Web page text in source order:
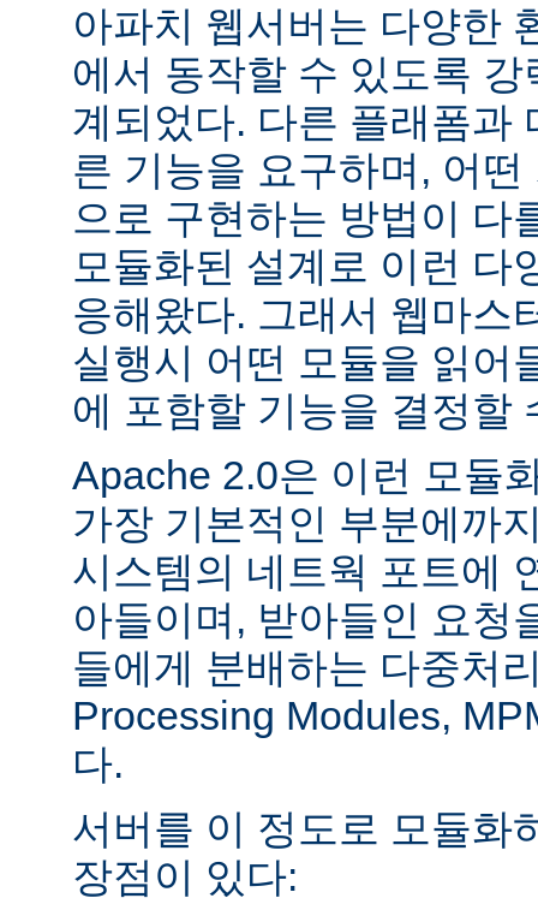
아파치 웹서버는 다양한
에서 동작할 수 있도록
계되었다. 다른 플래폼과
른 기능을 요구하며, 어
으로 구현하는 방법이 다
모듈화된 설계로 이런 다
응해왔다. 그래서 웹마스
실행시 어떤 모듈을 읽어
에 포함할 기능을 결정할
Apache 2.0은 이런 모듈
가장 기본적인 부분에까
시스템의 네트웍 포트에
아들이며, 받아들인 요청
들에게 분배하는 다중처
Processing Modules,
다.
서버를 이 정도로 모듈화
장점이 있다: